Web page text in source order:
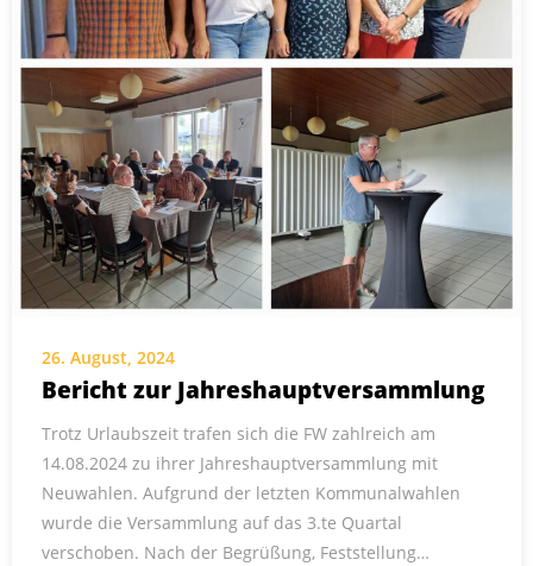
26. August, 2024
Bericht zur Jahreshauptversammlung
Trotz Urlaubszeit trafen sich die FW zahlreich am
14.08.2024 zu ihrer Jahreshauptversammlung mit
Neuwahlen. Aufgrund der letzten Kommunalwahlen
wurde die Versammlung auf das 3.te Quartal
verschoben. Nach der Begrüßung, Feststellung…